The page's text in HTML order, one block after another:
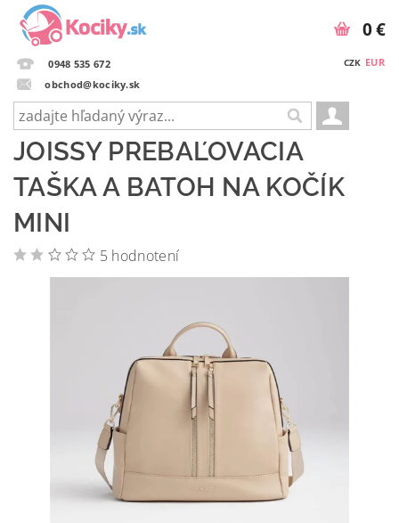
0948 535 672
obchod@kociky.sk
CZK EUR
0 €
JOISSY PREBAĽOVACIA
TAŠKA A BATOH NA KOČÍK
MINI
5 hodnotení